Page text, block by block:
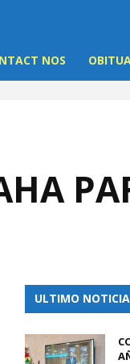
NOS
ULTIMO